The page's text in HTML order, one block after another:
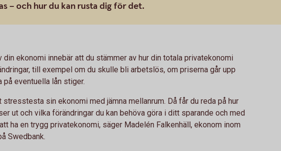
– och hur du kan rusta dig för det.
ekonomi innebär att du stämmer av hur din totala privatekonomi
till exempel om du skulle bli arbetslös, om priserna går upp
på eventuella lån stiger.
stresstesta sin ekonomi med jämna mellanrum. Då får du reda på hur
ut och vilka förändringar du kan behöva göra i ditt sparande och med
ha en trygg privatekonomi, säger Madelén Falkenhäll, ekonom inom
Swedbank.